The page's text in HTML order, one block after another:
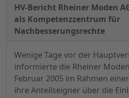
HV-Bericht Rheiner Moden
als Kompetenzzentrum für
Nachbesserungsrechte
Wenige Tage vor der
informierte die Rheiner Moden
Februar 2005 im Rahmen
ihre Anteilseigner über die